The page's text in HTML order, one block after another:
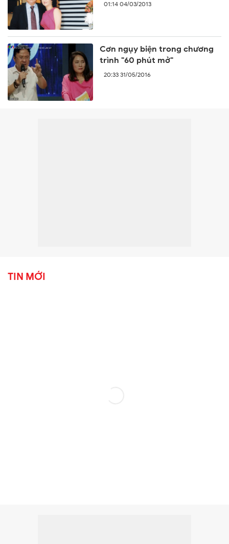
01:14 04/03/2013
Cơn ngụy biện trong chương
trình "60 phút mở"
20:33 31/05/2016
TIN MỚI